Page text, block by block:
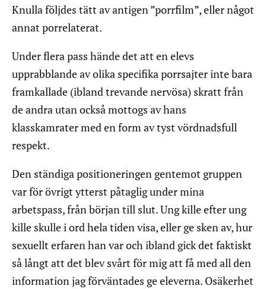
Knulla följdes tätt av antigen ”porrfilm”, eller något
annat porrelaterat.
Under flera pass hände det att en elevs
upprabblande av olika specifika porrsajter inte bara
framkallade (ibland trevande nervösa) skratt från
de andra utan också mottogs av hans
klasskamrater med en form av tyst vördnadsfull
respekt.
Den ständiga positioneringen gentemot gruppen
var för övrigt ytterst påtaglig under mina
arbetspass, från början till slut. Ung kille efter ung
kille skulle i ord hela tiden visa, eller ge sken av, hur
sexuellt erfaren han var och ibland gick det faktiskt
så långt att det blev svårt för mig att få med all den
information jag förväntades ge eleverna. Osäkerhet